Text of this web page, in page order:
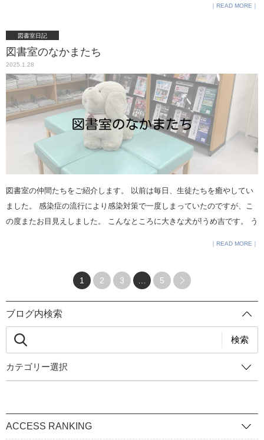
りません。合否は本人のとった点数の結果です。逆の場合に否定された
確保しておく。親が気持ちの余裕を持つため手の抜けるところは抜ける
よう、自分でなくてもできること、他の人に手伝ってもらえることがあ
れば頼んでおく。（一段落してからでも大人同士のフォローはできま
す） □ 何かあっても親は慌てた顔をしないで深呼吸。お子さんが落ち着
いて受験できることを最優先に。 □ 自分自身の精神状態を安定させるた
め、入試期間中の息抜きの時間や場所（お茶の時間、好きなスイーツ、
部屋に飾る花、待っている間に読む楽しい本、愚痴を言える人等々）も
確保しておく。（お母さんを子どもが慰める場面を何度も見ました） □
兄弟姉妹のケアを疎かにしない。（「お姉ちゃんは受験だから仕方な
い」が通用しない年齢もあります） □ 未来を犠牲にしない。（中学受験
はとても大変で大きな出来事ですが、お子さんの長い人生から見たら前
半の一通過点です。未来を見たとき受験より大切な価値観は見失わない
ように） □ 学校選びは人の評判の「良い悪い」より、自分に「合う合わ
は自分で選んできた子です。自己決定がお子さんを成長させます。）受
す。 ４０数年、この世界にいてしみじみ思うことは３つです。 「受験の
その後の人生は長い」 「入学することになった学校がその子にとって一
番いい学校」 「結果がどうあれ、受験勉強の過程で得た財産は消えな
READ MORE
図書室日記
図書室のなかまたち
2025.1.28
図書室の仲間たちをご紹介します。 以前は毎日、生徒たちを癒やしてい
ました。 感染症の流行により感染対策で一度しまっていたのですが、こ
の度またお目見えしました。 こんなところに大きな犬が!うめ吉です。 う
READ MORE
1 2 3 5
ブログ内検索
検索
カテゴリー選択
ACCESS RANKING